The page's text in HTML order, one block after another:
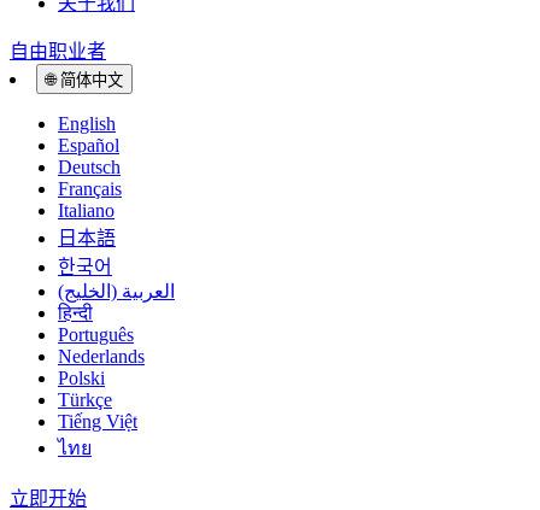
自由职业者
🌐 简体中文
English
Español
Deutsch
Français
Italiano
日本語
한국어
العربية (الخليج)
हिन्दी
Português
Nederlands
Polski
Türkçe
Tiếng Việt
ไทย
立即开始